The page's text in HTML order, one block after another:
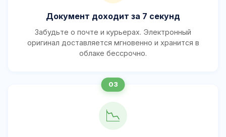
Документ доходит за 7 секунд
Забудьте о почте и курьерах. Электронный
оригинал доставляется мгновенно и хранится в
облаке бессрочно.
📉